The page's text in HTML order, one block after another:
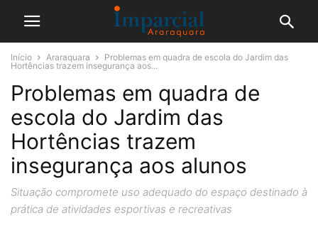
Início Araraquara
Problemas em quadra de escola do Jardim das
Hortências trazem insegurança aos...
Problemas em quadra de
escola do Jardim das
Hortências trazem
insegurança aos alunos
Situação compromete uso adequado do espaço destinado à
prática de atividades esportivas e recreativas